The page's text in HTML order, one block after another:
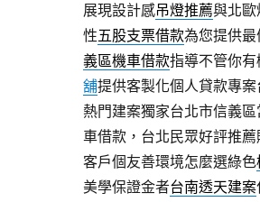
展現設計感吊燈推薦與北
性五股支票借款為您提供
義區機車借款指導不管你
舖提供客製化個人貸款專
熱門建案獨家台北市信義
車借款，台北民眾好評推
客戶個友善環境怎麼選綠色
美學保證金者台南透天建案